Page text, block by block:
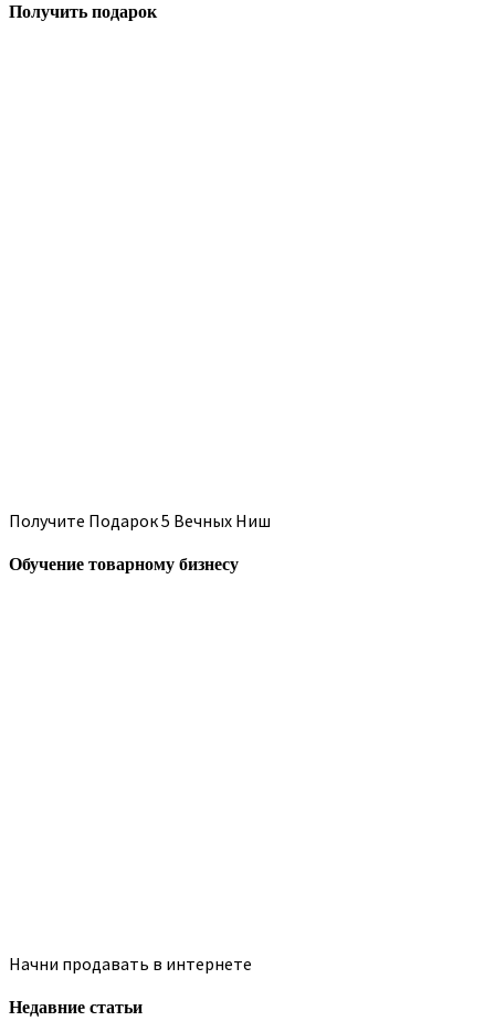
Получить подарок
Получите Подарок 5 Вечных Ниш
Обучение товарному бизнесу
Начни продавать в интернете
Недавние статьи